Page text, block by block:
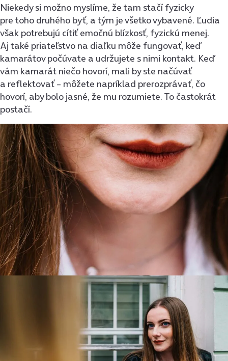
Niekedy si možno myslíme, že tam stačí fyzicky
pre toho druhého byť, a tým je všetko vybavené. Ľudia
však potrebujú cítiť emočnú blízkosť, fyzickú menej.
Aj také priateľstvo na diaľku môže fungovať, keď
kamarátov počúvate a udržujete s nimi kontakt. Keď
vám kamarát niečo hovorí, mali by ste načúvať
a reflektovať – môžete napríklad prerozprávať, čo
hovorí, aby bolo jasné, že mu rozumiete. To častokrát
postačí.